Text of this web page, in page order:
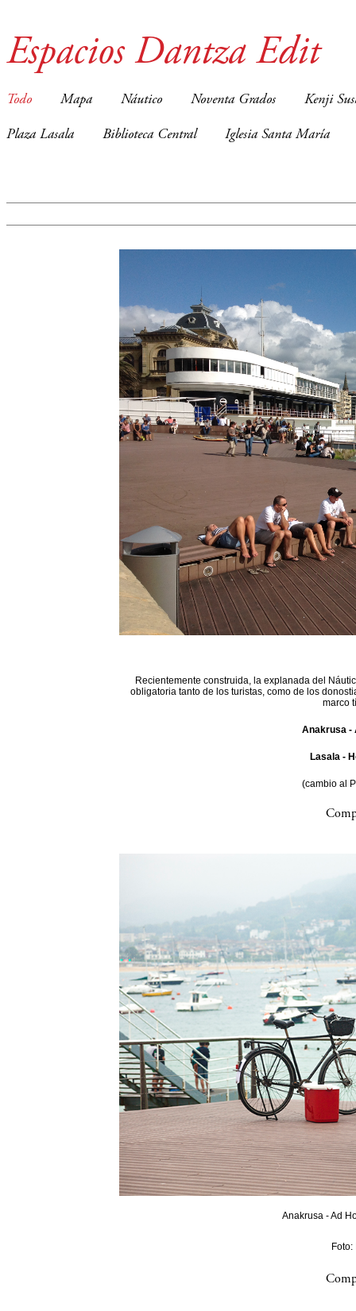
Espacios Dantza Edit
Todo Mapa Náutico Noventa Grados Kenji
Plaza Lasala Biblioteca Central Iglesia Santa María
Recientemente construida, la explanada del
obligatoria tanto de los turistas, como de los
marco
Anakrusa -
Lasala -
(cambio al
Anakrusa - Ad